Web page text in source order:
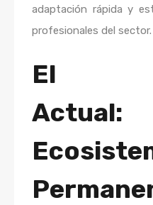
adaptación rápida y
profesionales del sector.
El